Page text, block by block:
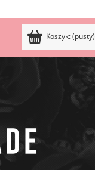
Koszyk:(pusty)